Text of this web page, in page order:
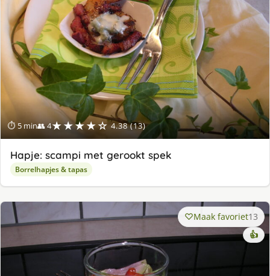
⏱ 5 min👥 4★★★★☆ 4.38 (13)
Hapje: scampi met gerookt spek
Borrelhapjes & tapas
Maak favoriet13
👍